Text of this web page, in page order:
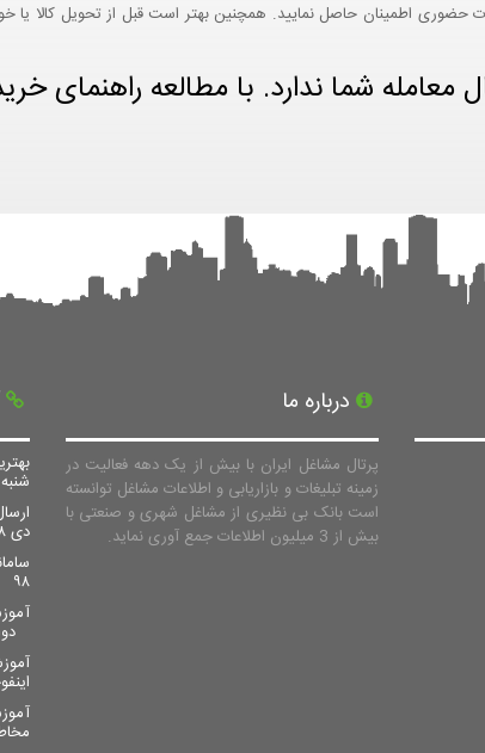
اطمینان حاصل نمایید. همچنین بهتر است قبل از تحویل کالا یا
شما ندارد. با مطالعه راهنمای
درباره ما
پرتال مشاغل ایران با بیش از یک دهه فعالیت در
زمینه تبلیغات و بازاریابی و اطلاعات مشاغل توانسته
است بانک بی نظیری از مشاغل شهری و صنعتی با
بیش از 3 میلیون اطلاعات جمع آوری نماید.
شنبه ۲۹ مهر ۹۹
دی ۹۸
۹۸